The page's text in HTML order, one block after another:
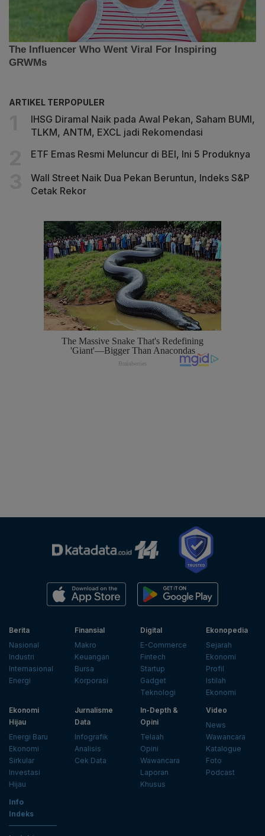
ARTIKEL TERPOPULER
IHSG Diramal Naik pada Awal Pekan, Saham BUMI,
TLKM, ANTM, EXCL jadi Rekomendasi
ETF Emas Resmi Meluncur di BEI, Ini 5 Produknya
Wall Street Naik Dua Pekan Beruntun, Indeks S&P
Cetak Rekor
Berita
Nasional
Industri
Internasional
Energi
Finansial
Makro
Keuangan
Bursa
Korporasi
Digital
E-Commerce
Fintech
Startup
Gadget
Teknologi
Ekonopedia
Sejarah
Ekonomi
Profil
Istilah
Ekonomi
Ekonomi
Hijau
Energi Baru
Ekonomi
Sirkular
Investasi
Hijau
Jurnalisme
Data
Infografik
Analisis
Cek Data
In-Depth &
Opini
Telaah
Opini
Wawancara
Laporan
Khusus
Video
News
Wawancara
Katalogue
Foto
Podcast
Info
Indeks